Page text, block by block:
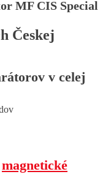
MF CIS Special
Českej
v celej
magnetické